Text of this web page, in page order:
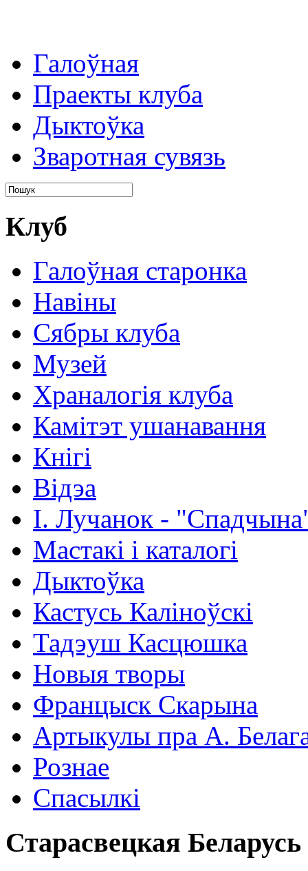
Галоўная
Праекты клуба
Дыктоўка
Зваротная сувязь
Клуб
Галоўная старонка
Навіны
Сябры клуба
Музей
Храналогія клуба
Камітэт ушанавання
Кнігі
Відэа
І. Лучанок -
Мастакі i каталогi
Дыктоўка
Кастусь Каліноўскі
Тадэуш Касцюшка
Новыя творы
Францыск Скарына
Артыкулы пра А.
Рознае
Спасылкі
Старасвецкая Беларусь